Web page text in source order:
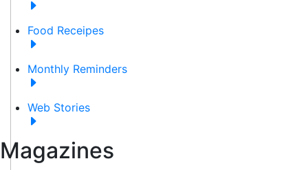
Food Receipes
Monthly Reminders
Web Stories
Magazines